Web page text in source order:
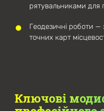
рятувальниками для
Геодезичні роботи —
точних карт
Ключові